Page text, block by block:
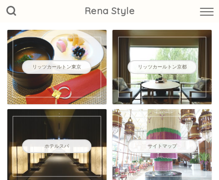
Rena Style
リッツカールトン東京 リッツカールトン京都
ホテルスパ サイトマップ